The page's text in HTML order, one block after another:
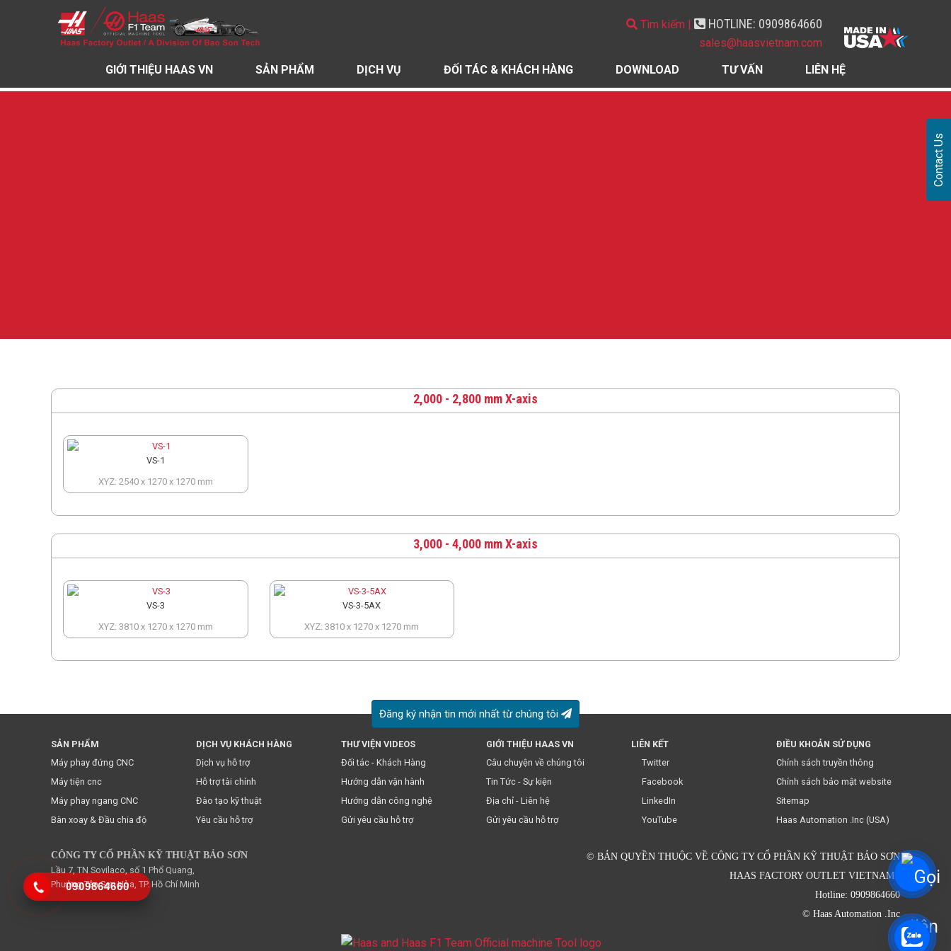
Tìm kiếm | HOTLINE: 0909864660
sales@haasvietnam.com
GIỚI THIỆU HAAS VN SẢN PHẨM DỊCH VỤ ĐỐI TÁC & KHÁCH HÀNG DOWNLOAD TƯ VẤN LIÊN HỆ
2,000 - 2,800 mm X-axis
VS-1
XYZ: 2540 x 1270 x 1270 mm
3,000 - 4,000 mm X-axis
VS-3
XYZ: 3810 x 1270 x 1270 mm
VS-3-5AX
XYZ: 3810 x 1270 x 1270 mm
Đăng ký nhận tin mới nhất từ chúng tôi
* Việc này đồng nghĩa với việc bạn chấp nhậnchính sách truyền thông của chúng tôi.
0909864660
SẢN PHẨM
Máy phay đứng CNC
Máy tiện cnc
Máy phay ngang CNC
Bàn xoay & Đầu chia độ
DỊCH VỤ KHÁCH HÀNG
Dịch vụ hỗ trợ
Hỗ trợ tài chính
Đào tạo kỹ thuật
Yêu cầu hỗ trợ
THƯ VIỆN VIDEOS
Đối tác - Khách Hàng
Hướng dẫn vận hành
Hướng dẫn công nghệ
Gửi yêu cầu hỗ trợ
GIỚI THIỆU HAAS VN
Câu chuyện về chúng tôi
Tin Tức - Sự kiện
Địa chỉ - Liên hệ
Gửi yêu cầu hỗ trợ
LIÊN KẾT
Twitter
Facebook
LinkedIn
YouTube
ĐIỀU KHOẢN SỬ DỤNG
Chính sách truyền thông
Chính sách bảo mật website
Sitemap
Haas Automation .Inc (USA)
CÔNG TY CỔ PHẦN KỸ THUẬT BẢO SƠN
Lầu 7, TN Sovilaco, số 1 Phổ Quang,
Phường Tân Sơn Hòa, TP. Hồ Chí Minh
© BẢN QUYỀN THUỘC VỀ CÔNG TY CỔ PHẦN KỸ THUẬT BẢO SƠN
HAAS FACTORY OUTLET VIETNAM.
Hotline: 0909864660
© Haas Automation .Inc
Contact Us